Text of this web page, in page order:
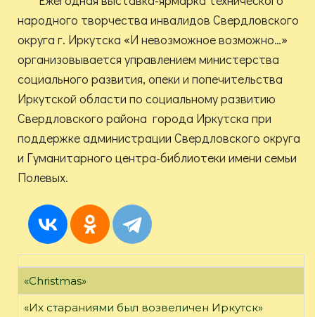
народного творчества инвалидов Свердловского
округа г. Иркутска «И невозможное возможно…»
организовывается управлением министерства
социального развития, опеки и попечительства
Иркутской области по социальному развитию
Свердловского района города Иркутска при
поддержке администрации Свердловского округа
и Гуманитарного центра-библиотеки имени семьи
Полевых.
«Christmas»
«Их стараниями был возвеличен Иркутск»